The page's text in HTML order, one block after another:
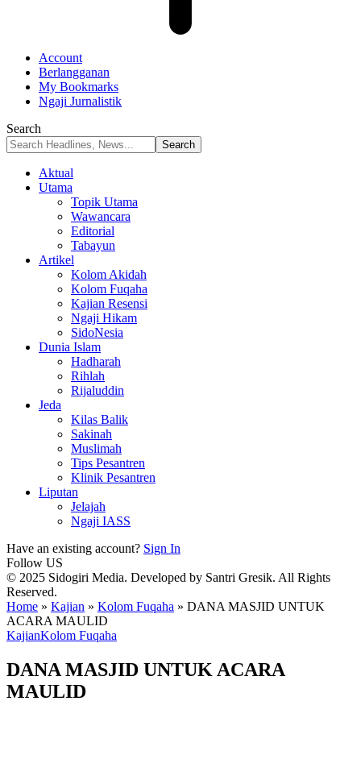
Account
Berlangganan
My Bookmarks
Ngaji Jurnalistik
Search
Aktual
Utama
Topik Utama
Wawancara
Editorial
Tabayun
Artikel
Kolom Akidah
Kolom Fuqaha
Kajian Resensi
Ngaji Hikam
SidoNesia
Dunia Islam
Hadharah
Rihlah
Rijaluddin
Jeda
Kilas Balik
Sakinah
Muslimah
Tips Pesantren
Klinik Pesantren
Liputan
Jelajah
Ngaji IASS
Have an existing account? Sign In
Follow US
© 2025 Sidogiri Media. Developed by Santri Gresik. All Rights
Reserved.
Home » Kajian » Kolom Fuqaha » DANA MASJID UNTUK
ACARA MAULID
KajianKolom Fuqaha
DANA MASJID UNTUK ACARA
MAULID